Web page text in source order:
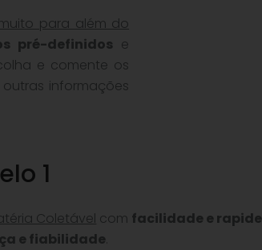
para além do
pré-definidos e
e comente os
informações
1
Coletável com facilidade e
e fiabilidade